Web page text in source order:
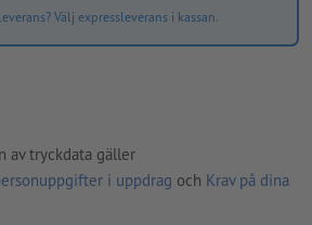
Välj expressleverans i kassan.
av tryckdata gäller
i uppdrag och Krav på dina